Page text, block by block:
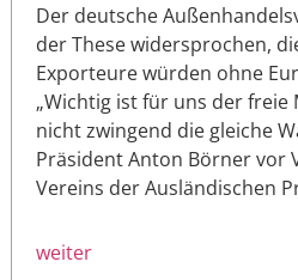
Der deutsche
der These widersprochen,
Exporteure würden ohne
„Wichtig ist für uns der
nicht zwingend die gleiche
Präsident Anton Börner vor
Vereins der Ausländischen
weiter